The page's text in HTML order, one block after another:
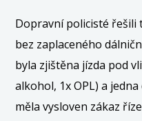
Dopravní policisté řešili
bez zaplaceného
byla zjištěna jízda pod
alkohol, 1x OPL) a
měla vysloven zákaz